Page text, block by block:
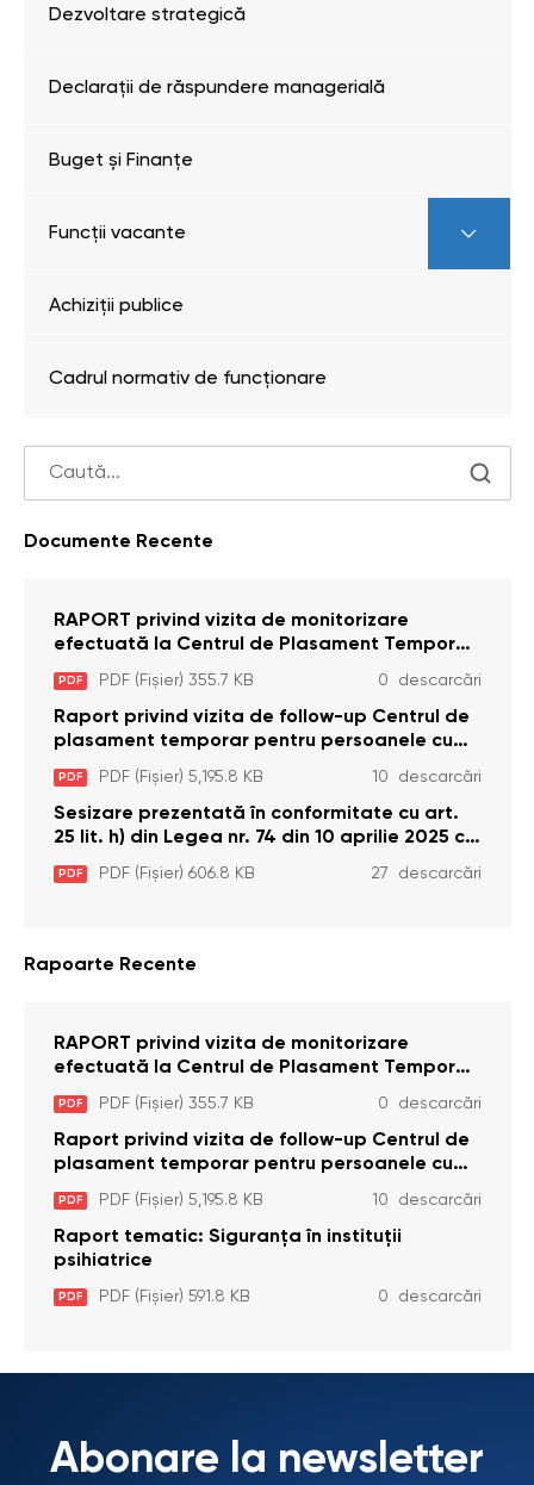
Dezvoltare strategică
Declarații de răspundere managerială
Buget și Finanțe
Funcții vacante
Achiziții publice
Cadrul normativ de funcționare
Documente Recente
RAPORT privind vizita de monitorizare
efectuată la Centrul de Plasament Temporar
pentru Persoane cu Dizabilități (Adulte) din s.
Brînzeni, r. Edineț, din data de 25 mai 2026
PDF PDF (Fișier) 355.7 KB 0 descarcări
Raport privind vizita de follow-up Centrul de
plasament temporar pentru persoanele cu
dizabilități (adulte) Bădiceni, Soroca (11 iunie
2026)
PDF PDF (Fișier) 5,195.8 KB 10 descarcări
Sesizare prezentată în conformitate cu art.
25 lit. h) din Legea nr. 74 din 10 aprilie 2025 cu
privire la Curtea Constituțională şi art. 26 din
Legea cu privire la Avocatul Poporului
PDF PDF (Fișier) 606.8 KB 27 descarcări
Rapoarte Recente
RAPORT privind vizita de monitorizare
efectuată la Centrul de Plasament Temporar
pentru Persoane cu Dizabilități (Adulte) din s.
Brînzeni, r. Edineț, din data de 25 mai 2026
PDF PDF (Fișier) 355.7 KB 0 descarcări
Raport privind vizita de follow-up Centrul de
plasament temporar pentru persoanele cu
dizabilități (adulte) Bădiceni, Soroca (11 iunie
2026)
PDF PDF (Fișier) 5,195.8 KB 10 descarcări
Raport tematic: Siguranța în instituții
psihiatrice
PDF PDF (Fișier) 591.8 KB 0 descarcări
Abonare la newsletter